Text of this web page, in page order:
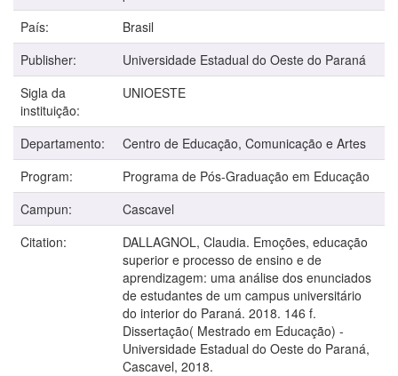
País:
Brasil
Publisher:
Universidade Estadual do Oeste do Paraná
Sigla da
instituição:
UNIOESTE
Departamento:
Centro de Educação, Comunicação e Artes
Program:
Programa de Pós-Graduação em Educação
Campun:
Cascavel
Citation:
DALLAGNOL, Claudia. Emoções, educação
superior e processo de ensino e de
aprendizagem: uma análise dos enunciados
de estudantes de um campus universitário
do interior do Paraná. 2018. 146 f.
Dissertação( Mestrado em Educação) -
Universidade Estadual do Oeste do Paraná,
Cascavel, 2018.